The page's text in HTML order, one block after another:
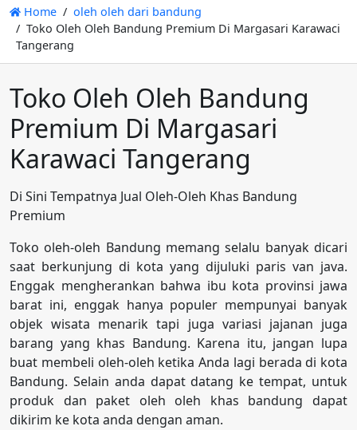
Home
oleh oleh dari bandung
Toko Oleh Oleh Bandung Premium Di Margasari Karawaci
Tangerang
Toko Oleh Oleh Bandung
Premium Di Margasari
Karawaci Tangerang
Di Sini Tempatnya Jual Oleh-Oleh Khas Bandung
Premium
Toko oleh-oleh Bandung memang selalu banyak dicari
saat berkunjung di kota yang dijuluki paris van java.
Enggak mengherankan bahwa ibu kota provinsi jawa
barat ini, enggak hanya populer mempunyai banyak
objek wisata menarik tapi juga variasi jajanan juga
barang yang khas Bandung. Karena itu, jangan lupa
buat membeli oleh-oleh ketika Anda lagi berada di kota
Bandung. Selain anda dapat datang ke tempat, untuk
produk dan paket oleh oleh khas bandung dapat
dikirim ke kota anda dengan aman.